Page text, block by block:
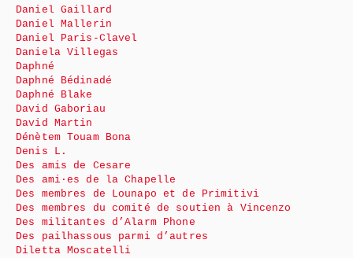
Daniel Gaillard
Daniel Mallerin
Daniel Paris-Clavel
Daniela Villegas
Daphné
Daphné Bédinadé
Daphné Blake
David Gaboriau
David Martin
Dénètem Touam Bona
Denis L.
Des amis de Cesare
Des ami·es de la Chapelle
Des membres de Lounapo et de Primitivi
Des membres du comité de soutien à Vincenzo
Des militantes d’Alarm Phone
Des pailhassous parmi d’autres
Diletta Moscatelli